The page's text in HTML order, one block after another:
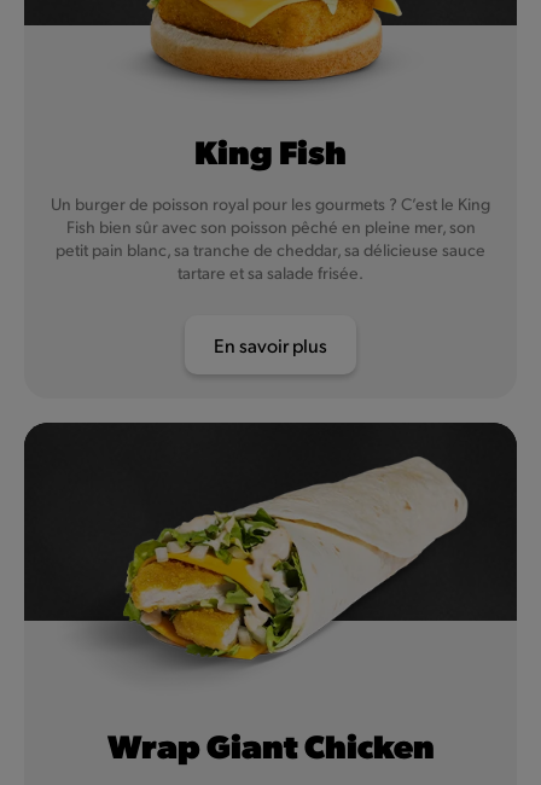
King Fish
Un burger de poisson royal pour les gourmets ? C’est le King
Fish bien sûr avec son poisson pêché en pleine mer, son
petit pain blanc, sa tranche de cheddar, sa délicieuse sauce
tartare et sa salade frisée.
En savoir plus
Wrap Giant Chicken